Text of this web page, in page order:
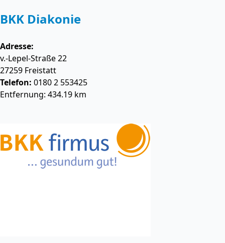
BKK Diakonie
Adresse:
v.-Lepel-Straße 22
27259 Freistatt
Telefon: 0180 2 553425
Entfernung: 434.19 km